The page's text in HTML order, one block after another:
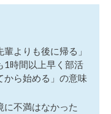
よりも後に帰る」
1時間以上早く部活
から始める」の意味
に不満はなかった